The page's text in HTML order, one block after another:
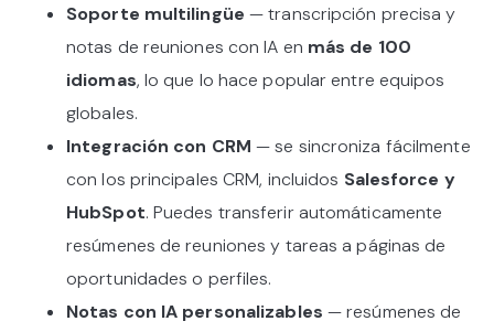
Soporte multilingüe — transcripción precisa y
notas de reuniones con IA en más de 100
idiomas, lo que lo hace popular entre equipos
globales.
Integración con CRM — se sincroniza fácilmente
con los principales CRM, incluidos Salesforce y
HubSpot. Puedes transferir automáticamente
resúmenes de reuniones y tareas a páginas de
oportunidades o perfiles.
Notas con IA personalizables — resúmenes de